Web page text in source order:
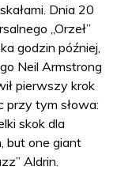
Dnia 20
„Orzeł”
godzin później,
Neil Armstrong
pierwszy krok
przy tym słowa:
skok dla
but one giant
Aldrin.